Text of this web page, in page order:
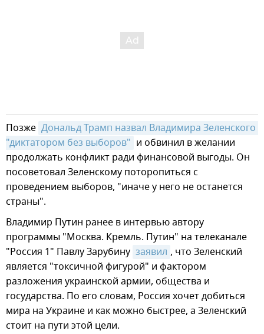
Позже Дональд Трамп назвал Владимира Зеленского
"диктатором без выборов" и обвинил в желании
продолжать конфликт ради финансовой выгоды. Он
посоветовал Зеленскому поторопиться с
проведением выборов, "иначе у него не останется
страны".
Владимир Путин ранее в интервью автору
программы "Москва. Кремль. Путин" на телеканале
"Россия 1" Павлу Зарубину заявил , что Зеленский
является "токсичной фигурой" и фактором
разложения украинской армии, общества и
государства. По его словам, Россия хочет добиться
мира на Украине и как можно быстрее, а Зеленский
стоит на пути этой цели.